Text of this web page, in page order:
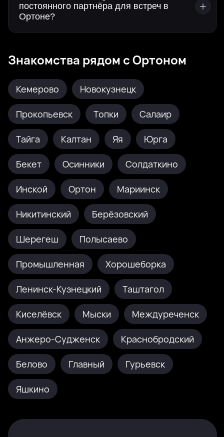
постоянного партнёра для встреч в
Ортоне?
Знакомства рядом с Ортоном
Кемерово Новокузнецк
Прокопьевск Топки Салаир
Тайга Калтан Яя Юрга
Бекет Осинники Солдаткино
Инской Ортон Мариинск
Никитинский Берёзовский
Шерегеш Полысаево
Промышленная Хорошеборка
Ленинск-Кузнецкий Таштагол
Киселёвск Мыски Междуреченск
Анжеро-Судженск Краснобродский
Белово Главный Гурьевск
Яшкино